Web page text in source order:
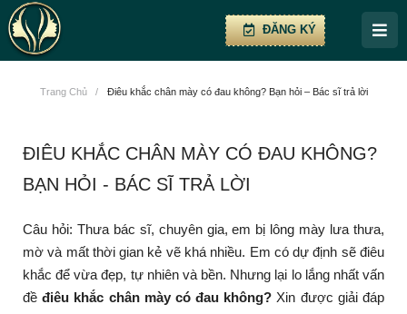
ĐĂNG KÝ
Trang Chủ / Điêu khắc chân mày có đau không? Bạn hỏi – Bác sĩ trả lời
ĐIÊU KHẮC CHÂN MÀY CÓ ĐAU KHÔNG?
BẠN HỎI - BÁC SĨ TRẢ LỜI
Câu hỏi: Thưa bác sĩ, chuyên gia, em bị lông mày lưa thưa,
mờ và mất thời gian kẻ vẽ khá nhiều. Em có dự định sẽ điêu
khắc để vừa đẹp, tự nhiên và bền. Nhưng lại lo lắng nhất vấn
đềđiêu khắc chân mày có đau không? Xin được giải đáp